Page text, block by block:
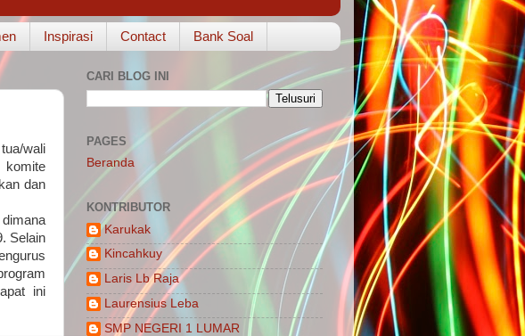
Inspirasi Contact Bank Soal
wali
komite
dan
Selain
ini
CARI BLOG INI
PAGES
Beranda
KONTRIBUTOR
Karukak
Kincahkuy
Laris Lb Raja
Laurensius Leba
SMP NEGERI 1 LUMAR